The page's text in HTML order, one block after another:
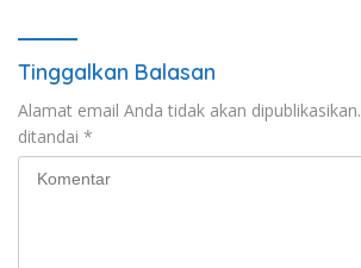
Tinggalkan Balasan
Alamat email Anda tidak akan dipublikasikan.
ditandai *